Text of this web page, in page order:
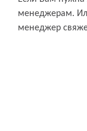
менеджерам.
менеджер